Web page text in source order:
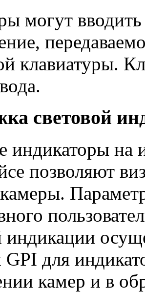
могут
клавиатуры.
световой
индикаторы на
позволяют
индикации
для
камер и в